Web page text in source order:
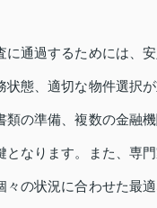
に通過するためには、
状態、適切な物件選択
類の準備、複数の金融
となります。また、専
々の状況に合わせた最